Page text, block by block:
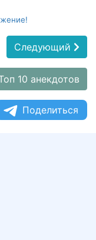
Следующий
10 анекдотов
Поделиться